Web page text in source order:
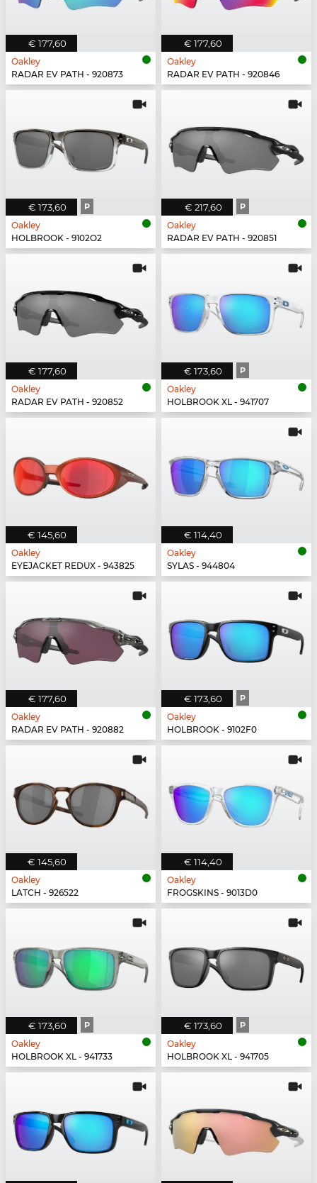
€ 177,60
Oakley
RADAR EV PATH - 920873
€ 177,60
Oakley
RADAR EV PATH - 920846
€ 173,60 P
Oakley
HOLBROOK - 9102O2
€ 217,60 P
Oakley
RADAR EV PATH - 920851
€ 177,60
Oakley
RADAR EV PATH - 920852
€ 173,60 P
Oakley
HOLBROOK XL - 941707
€ 145,60
Oakley
EYEJACKET REDUX - 943825
€ 114,40
Oakley
SYLAS - 944804
€ 177,60
Oakley
RADAR EV PATH - 920882
€ 173,60 P
Oakley
HOLBROOK - 9102F0
€ 145,60
Oakley
LATCH - 926522
€ 114,40
Oakley
FROGSKINS - 9013D0
€ 173,60 P
Oakley
HOLBROOK XL - 941733
€ 173,60 P
Oakley
HOLBROOK XL - 941705